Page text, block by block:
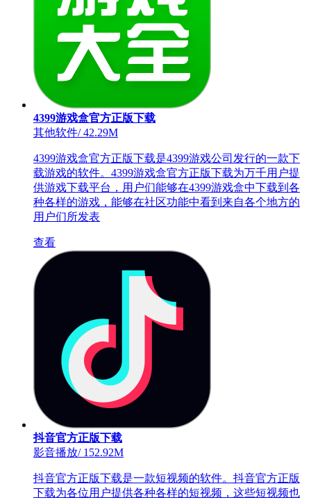
4399游戏盒官方正版下载
其他软件/42.29M
4399游戏盒官方正版下载是4399游戏公司发行的一款下
载游戏的软件。4399游戏盒官方正版下载为万千用户提
供游戏下载平台，用户们能够在4399游戏盒中下载到各
种各样的游戏，能够在社区功能中看到来自各个地方的
用户们所发表
查看
抖音官方正版下载
影音播放/152.92M
抖音官方正版下载是一款短视频的软件。抖音官方正版
下载为各位用户提供各种各样的短视频，这些短视频也